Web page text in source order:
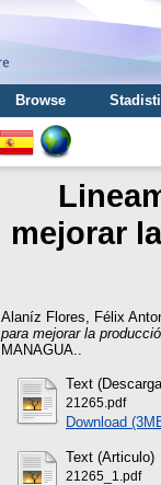
Browse
mejorar
Alaníz Flores, Félix
para mejorar la
MANAGUA..
Text
21265.pdf
Download
Text (Articulo)
21265_1.pdf